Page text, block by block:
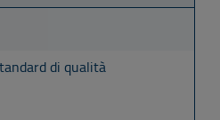
di qualità